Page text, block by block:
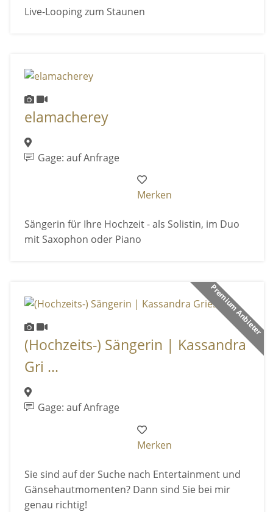
Live-Looping zum Staunen
elamacherey
Gage: auf Anfrage
Merken
Sängerin für Ihre Hochzeit - als Solistin, im Duo
mit Saxophon oder Piano
Premium Anbieter
(Hochzeits-) Sängerin | Kassandra
Gri ...
Gage: auf Anfrage
Merken
Sie sind auf der Suche nach Entertainment und
Gänsehautmomenten? Dann sind Sie bei mir
genau richtig!